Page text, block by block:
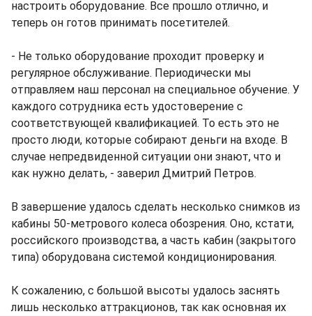
настроить оборудование. Все прошло отлично, и
теперь он готов принимать посетителей.
- Не только оборудование проходит проверку и
регулярное обслуживание. Периодически мы
отправляем наш персонал на специальное обучение. У
каждого сотрудника есть удостоверение с
соответствующей квалификацией. То есть это не
просто люди, которые собирают деньги на входе. В
случае непредвиденной ситуации они знают, что и
как нужно делать, - заверил Дмитрий Петров.
В завершение удалось сделать несколько снимков из
кабины 50-метрового колеса обозрения. Оно, кстати,
российского производства, а часть кабин (закрытого
типа) оборудована системой кондиционирования.
К сожалению, с большой высоты удалось заснять
лишь несколько аттракционов, так как основная их